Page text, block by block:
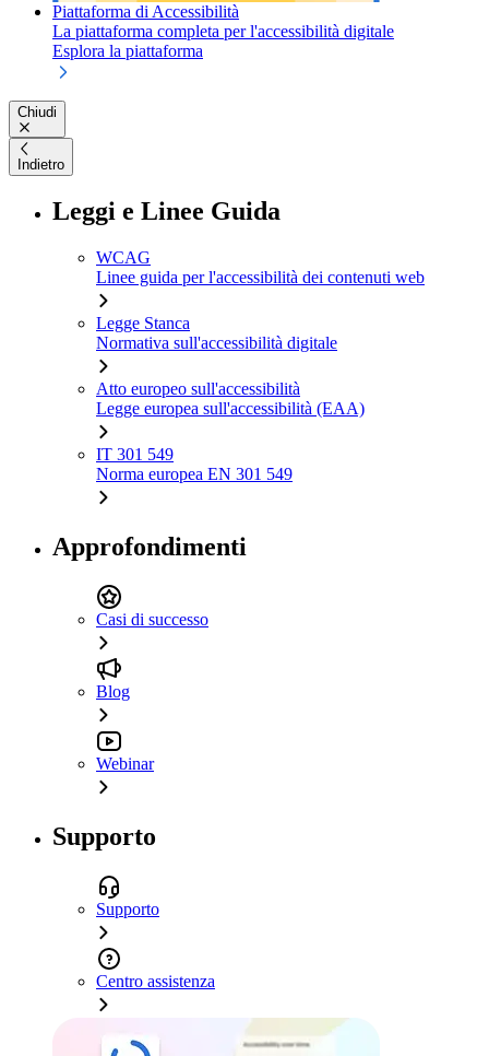
Piattaforma di Accessibilità
La piattaforma completa per l'accessibilità digitale
Esplora la piattaforma
Chiudi
Indietro
Leggi e Linee Guida
WCAG
Linee guida per l'accessibilità dei contenuti web
Legge Stanca
Normativa sull'accessibilità digitale
Atto europeo sull'accessibilità
Legge europea sull'accessibilità (EAA)
IT 301 549
Norma europea EN 301 549
Approfondimenti
Casi di successo
Blog
Webinar
Supporto
Supporto
Centro assistenza